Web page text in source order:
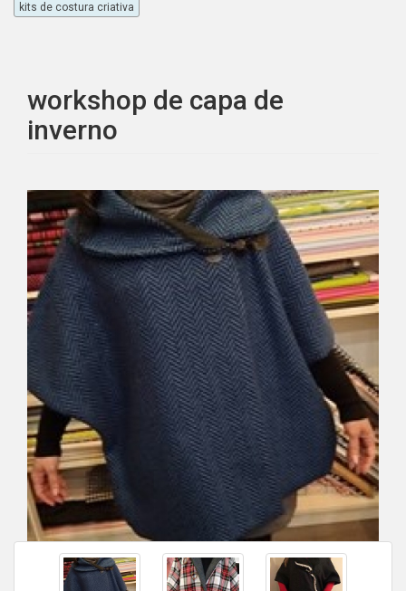
kits de costura criativa
workshop de capa de
inverno